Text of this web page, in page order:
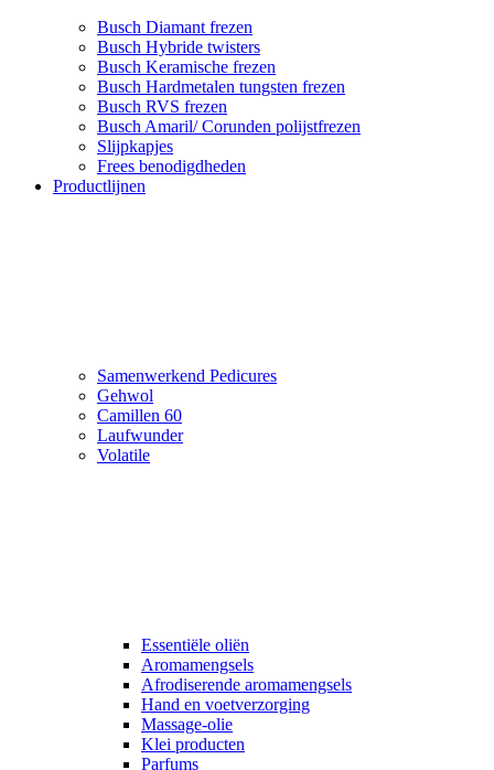
Busch Diamant frezen
Busch Hybride twisters
Busch Keramische frezen
Busch Hardmetalen tungsten frezen
Busch RVS frezen
Busch Amaril/ Corunden polijstfrezen
Slijpkapjes
Frees benodigdheden
Productlijnen
Samenwerkend Pedicures
Gehwol
Camillen 60
Laufwunder
Volatile
Essentiële oliën
Aromamengsels
Afrodiserende aromamengsels
Hand en voetverzorging
Massage-olie
Klei producten
Parfums